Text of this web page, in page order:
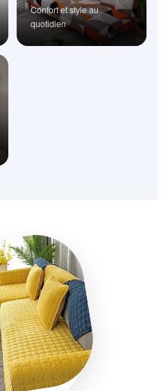
Confort et style au
quotidien